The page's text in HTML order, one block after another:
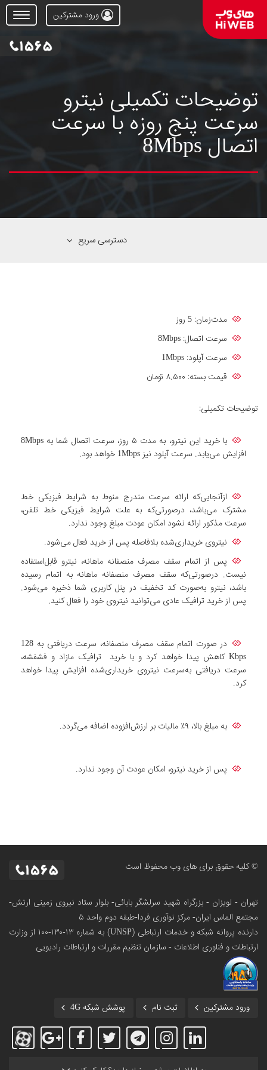
Open
Menu
ورود مشترکین
توضیحات تکمیلی نیترو
سرعت پنج روزه با سرعت
اتصال 8Mbps
دسترسی سریع
مدت‌زمان: 5 روز
سرعت اتصال: 8Mbps
سرعت آپلود: 1Mbps
قیمت بسته: ۸.۵۰۰ تومان
توضیحات تکمیلی:
با خرید این نیترو، به مدت ۵ روز، سرعت اتصال شما به 8Mbps
افزایش می‌یابد. سرعت آپلود نیز 1Mbps خواهد بود.
ازآنجایی‌که ارائه سرعت مندرج منوط به شرایط فیزیکی خط
مشترک می‌باشد، درصورتی‌که به علت شرایط فیزیکی خط تلفن،
سرعت مذکور ارائه نشود امکان عودت مبلغ وجود ندارد.
نیتروی خریداری‌شده بلافاصله پس از خرید فعال می‌شود.
پس از اتمام سقف مصرف منصفانه ماهانه، نیترو قابل‌استفاده
نیست. درصورتی‌که سقف مصرف منصفانه ماهانه به اتمام رسیده
باشد، نیترو به‌صورت کد تخفیف در پنل کاربری شما ذخیره می‌شود.
پس از خرید ترافیک عادی می‌توانید نیتروی خود را فعال کنید.
در صورت اتمام سقف مصرف منصفانه، سرعت دریافتی به 128
Kbps کاهش پیدا خواهد کرد و با خرید ترافیک مازاد و فشفشه،
سرعت دریافتی به‌سرعت نیتروی خریداری‌شده افزایش پیدا خواهد
کرد.
به مبلغ بالا، ۹٪ مالیات بر ارزش‌افزوده اضافه می‌گردد.
پس از خرید نیترو، امکان عودت آن وجود ندارد.
© کلیه حقوق برای های وب محفوظ است
تهران - لویزان - بزرگراه شهید سرلشگر بابائی- بلوار ستاد نیروی زمینی ارتش-
مجتمع الماس ایران- مرکز نوآوری فردا-طبقه دوم واحد ۵
دارنده پروانه شبکه و خدمات ارتباطی (UNSP) به شماره ۱۳-۱۳۰-۱۰۰
از وزارت
ارتباطات و فناوری اطلاعات - سازمان تنظیم مقررات و ارتباطات رادیویی
ورود مشترکین ثبت نام پوشش شبکه 4G